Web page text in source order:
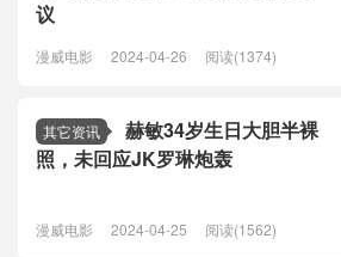
议
漫威电影 2024-04-26 阅读(1374)
其它资讯
赫敏34岁生日大胆半裸
照，未回应JK罗琳炮轰
漫威电影 2024-04-25 阅读(1562)